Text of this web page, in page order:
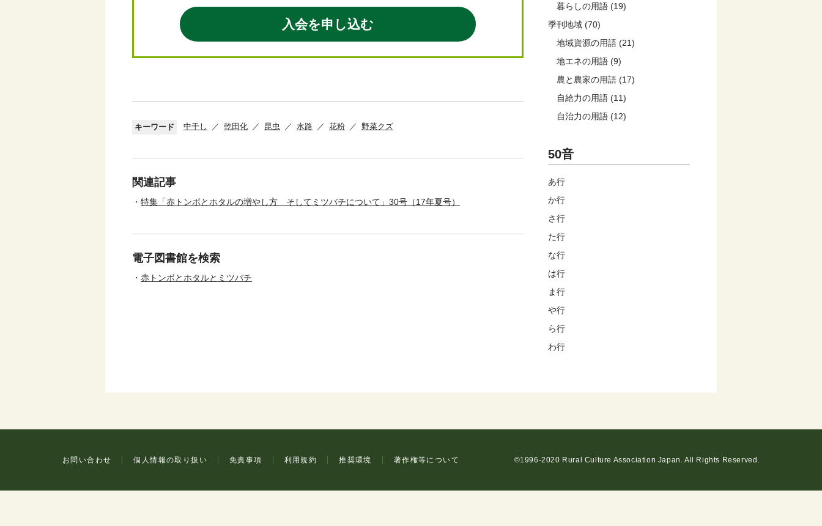
入会を申し込む
キーワード 中干し 乾田化 昆虫 水路 花粉 野菜クズ
関連記事
特集「赤トンボとホタルの増やし方 そしてミツバチについて」30号（17年夏号）
電子図書館を検索
赤トンボとホタルとミツバチ
暮らしの用語 (19)
季刊地域 (70)
地域資源の用語 (21)
地エネの用語 (9)
農と農家の用語 (17)
自給力の用語 (11)
自治力の用語 (12)
50音
あ行
か行
さ行
た行
な行
は行
ま行
や行
ら行
わ行
お問い合わせ 個人情報の取り扱い 免責事項 利用規約 推奨環境 著作権等について ©1996-2020 Rural Culture Association Japan. All Rights Reserved.